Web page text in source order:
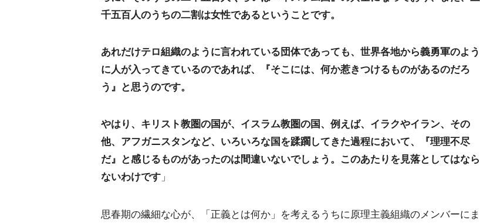
千五百人のうちの二割は女性であるということです。
あれだけテロ組織のように言われている団体であっても、世界各地から義勇軍のよう
に人が入ってきているのであれば、『そこには、何か惹きつけるものがあるのだろ
う』と思うのです。
やはり、キリスト教圏の国が、イスラム教圏の国、例えば、イラクやイラン、その
他、アフガニスタンなど、いろいろな国を蹂躙してきた過程において、『理理不尽
だ』と感じるものがあったのは間違いないでしょう。このあたりを見落としてはなら
ないわけです 」
思春期の繊細な心が、「正義とは何か」を考えるうちに原理主義組織のメンバーにま